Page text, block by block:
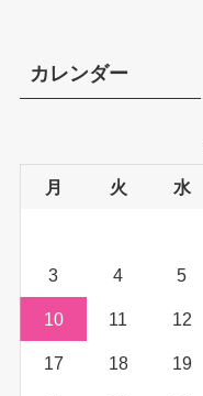
カレンダー
月 火 水
3 4 5
10 11 12
17 18 19